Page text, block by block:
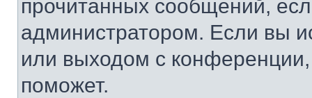
прочитанных сообщений,
администратором. Если вы
или выходом с
поможет.